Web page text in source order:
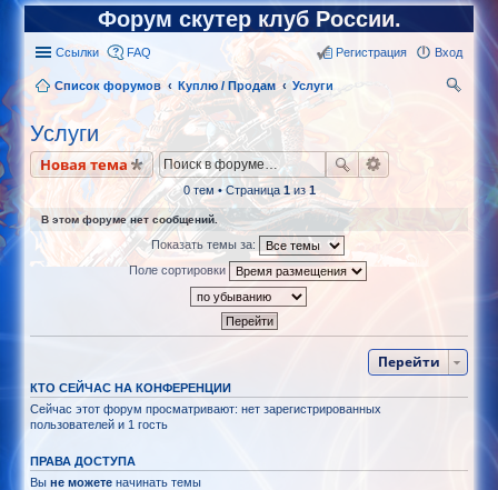
Форум скутер клуб России.
Ссылки FAQ Вход
Регистрация
Список форумов Куплю / Продам
Услуги
Услуги
Новая тема
0 тем • Страница 1из 1
В этом форуме нет сообщений.
Показать темы за:
Поле сортировки
Перейти
КТО СЕЙЧАС НА КОНФЕРЕНЦИИ
Сейчас этот форум просматривают: нет зарегистрированных
пользователей и 1 гость
ПРАВА ДОСТУПА
Выне можете начинать темы